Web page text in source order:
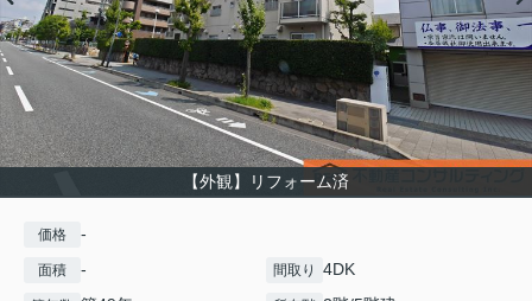
【外観】リフォーム済
価格 -
面積 - 間取り 4DK